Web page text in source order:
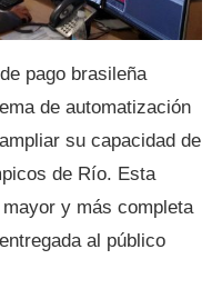
pago brasileña
de automatización
su capacidad de
de Río. Esta
y más completa
al público